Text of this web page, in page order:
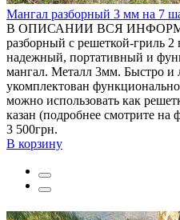
Мангал разборный 3 мм на 7
В ОПИСАНИИ ВСЯ
разборный с решеткой-гриль 2
надежный, портативный и
мангал. Металл 3мм. Быстро и
укомплектован
можно использовать как
казан (подробнее смотрите на
3 500грн.
В корзину